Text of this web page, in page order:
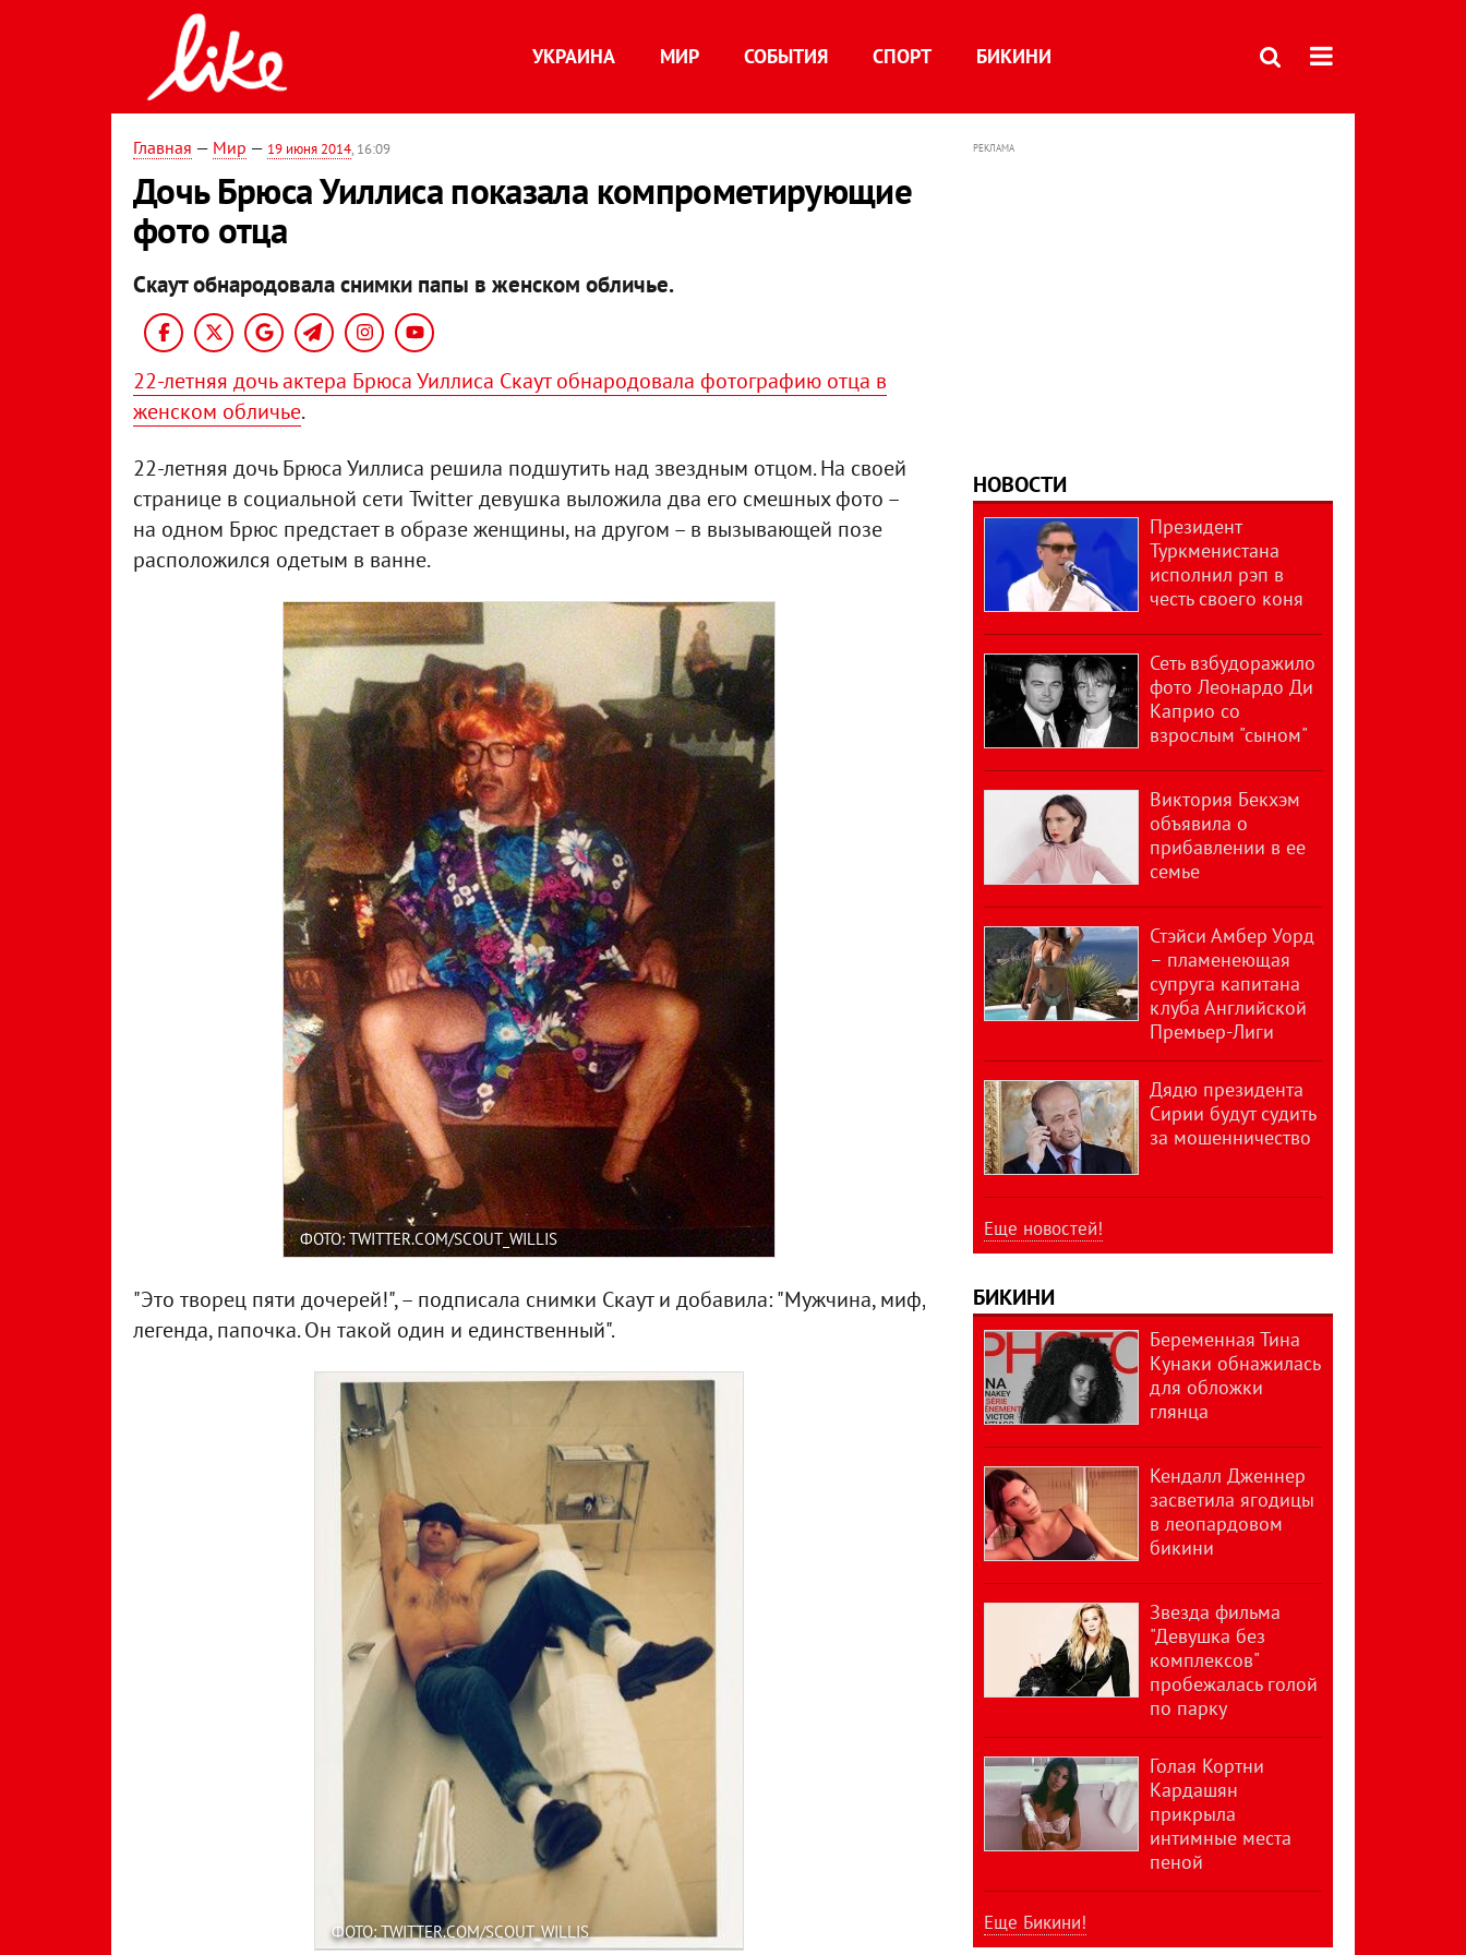
УКРАИНА МИР СОБЫТИЯ СПОРТ БИКИНИ
Главная — Мир — 19 июня 2014, 16:09
Дочь Брюса Уиллиса показала компрометирующие
фото отца
Скаут обнародовала снимки папы в женском обличье.
22-летняя дочь актера Брюса Уиллиса Скаут обнародовала фотографию отца в
женском обличье.
22-летняя дочь Брюса Уиллиса решила подшутить над звездным отцом. На своей
странице в социальной сети Twitter девушка выложила два его смешных фото –
на одном Брюс предстает в образе женщины, на другом – в вызывающей позе
расположился одетым в ванне.
ФОТО: TWITTER.COM/SCOUT_WILLIS
"Это творец пяти дочерей!", – подписала снимки Скаут и добавила: "Мужчина, миф,
легенда, папочка. Он такой один и единственный".
ФОТО: TWITTER.COM/SCOUT_WILLIS
РЕКЛАМА
НОВОСТИ
Президент
Туркменистана
исполнил рэп в
честь своего коня
Сеть взбудоражило
фото Леонардо Ди
Каприо со
взрослым "сыном"
Виктория Бекхэм
объявила о
прибавлении в ее
семье
Стэйси Амбер Уорд
– пламенеющая
супруга капитана
клуба Английской
Премьер-Лиги
Дядю президента
Сирии будут судить
за мошенничество
Еще новостей!
БИКИНИ
Беременная Тина
Кунаки обнажилась
для обложки
глянца
Кендалл Дженнер
засветила ягодицы
в леопардовом
бикини
Звезда фильма
"Девушка без
комплексов"
пробежалась голой
по парку
Голая Кортни
Кардашян
прикрыла
интимные места
пеной
Еще Бикини!